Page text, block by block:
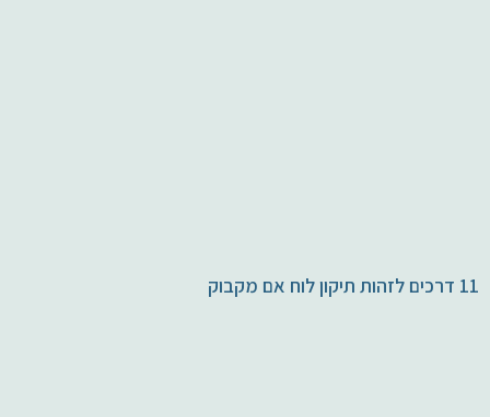
11 דרכים לזהות תיקון לוח אם מקבוק